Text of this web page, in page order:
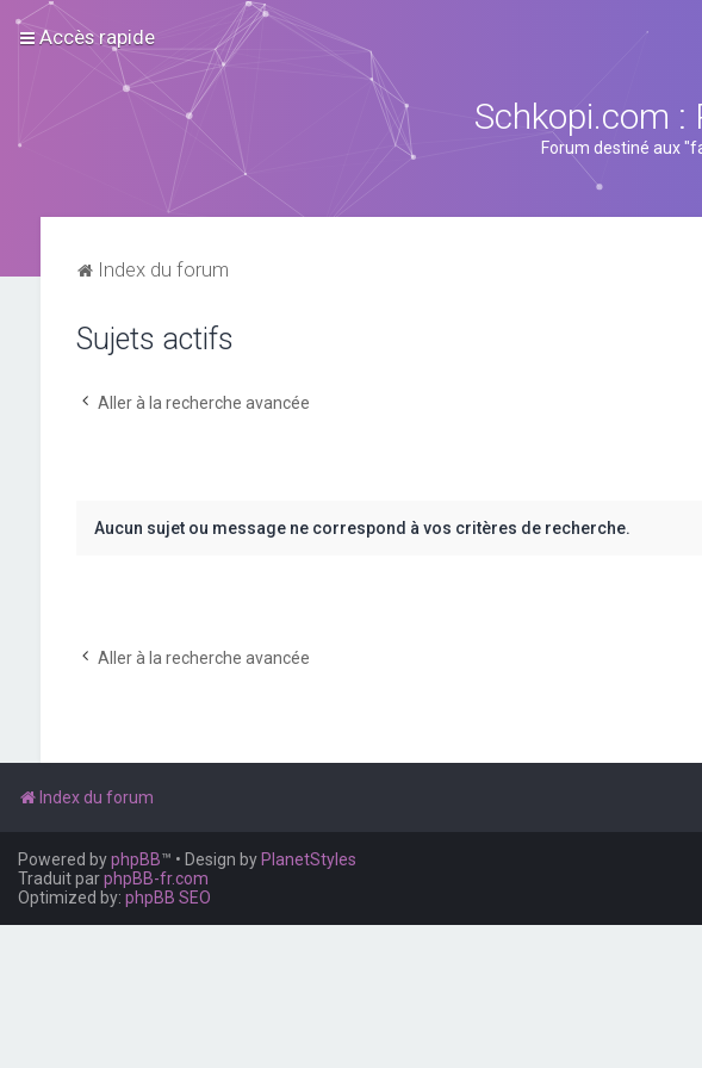
Accès rapide
Schkopi.com :
Forum destiné aux
Index du forum
Sujets actifs
Aller à la recherche avancée
Aucun sujet ou message ne correspond à vos critères de recherche.
Aller à la recherche avancée
Index du forum
Powered byphpBB™ • Design by PlanetStyles
Traduit parphpBB-fr.com
Optimized by: phpBB SEO